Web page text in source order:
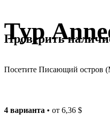
Тур
Посетите Писающий остров
Проверить
4 варианта • от 6,36 $